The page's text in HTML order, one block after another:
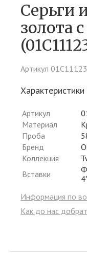
Серьги
золота
Артикул
Артикул
Материал
Проба
Бренд
Коллекция
Вставки
Информация по
Как до нас